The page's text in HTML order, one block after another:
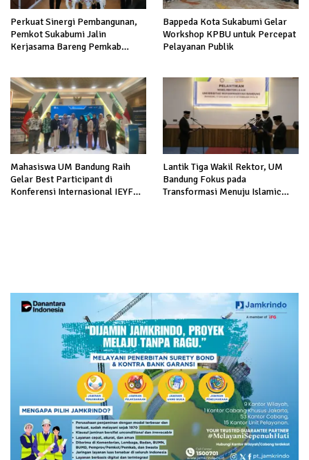
Perkuat Sinergi Pembangunan,
Pemkot Sukabumi Jalin
Kerjasama Bareng Pemkab
Bappeda Kota Sukabumi Gelar
Workshop KPBU untuk Percepat
Pelayanan Publik
Mahasiswa UM Bandung Raih
Gelar Best Participant di
Konferensi Internasional IEYF
Lantik Tiga Wakil Rektor, UM
Bandung Fokus pada
Transformasi Menuju Islamic